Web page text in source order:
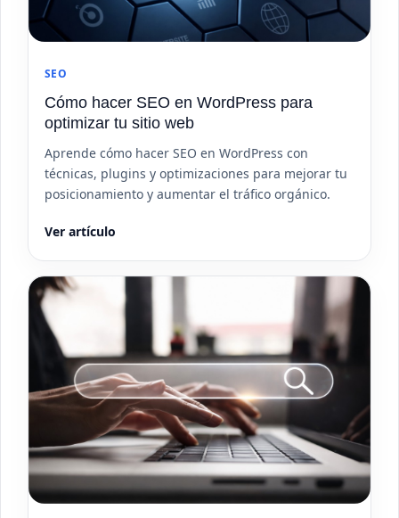
SEO
Cómo hacer SEO en WordPress para
optimizar tu sitio web
Aprende cómo hacer SEO en WordPress con
técnicas, plugins y optimizaciones para mejorar tu
posicionamiento y aumentar el tráfico orgánico.
Ver artículo